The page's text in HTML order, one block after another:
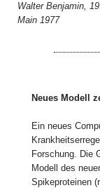
Walter Benjamin,
Main 1977
Neues Modell
Ein neues
Forschung. Die
Modell des
Spikeproteinen